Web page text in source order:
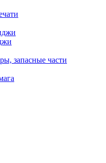
запасные части